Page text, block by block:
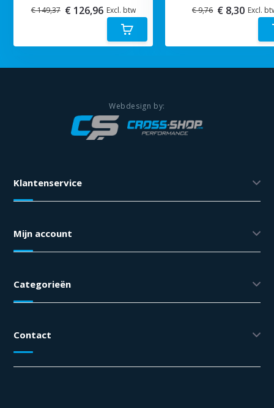
€ 149,37 € 126,96 Excl. btw € 9,76 € 8,30 Excl.
Klantenservice
Mijn account
Categorieën
Contact